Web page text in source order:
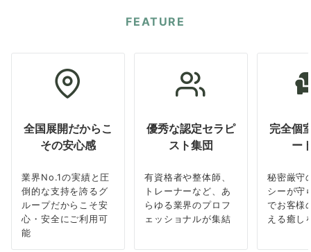
FEATURE
全国展開だからこ
その安心感
業界No.1の実績と圧
倒的な支持を誇るグ
ループだからこそ安
心・安全にご利用可
能
優秀な認定セラピ
スト集団
有資格者や整体師、
トレーナーなど、あ
らゆる業界のプロフ
ェッショナルが集結
完全個
ー
秘密厳守
シーが守
でお客様
える癒し